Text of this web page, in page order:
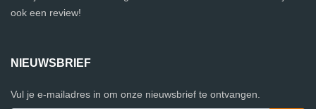
ook een review!
NIEUWSBRIEF
Vul je e-mailadres in om onze nieuwsbrief te ontvangen.